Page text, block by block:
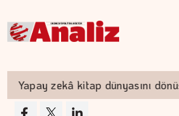
Yapay zekâ kitap dünyasını